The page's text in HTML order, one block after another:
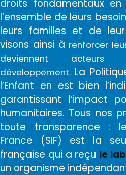
droits fondamentaux
l’ensemble de leurs
leurs familles et de
visons ainsi à renforcer
deviennent
développement. La
l’Enfant en est bien
garantissant l’impact
humanitaires. Tous nos
toute transparence :
France (SIF) est la
française qui a reçu le
un organisme